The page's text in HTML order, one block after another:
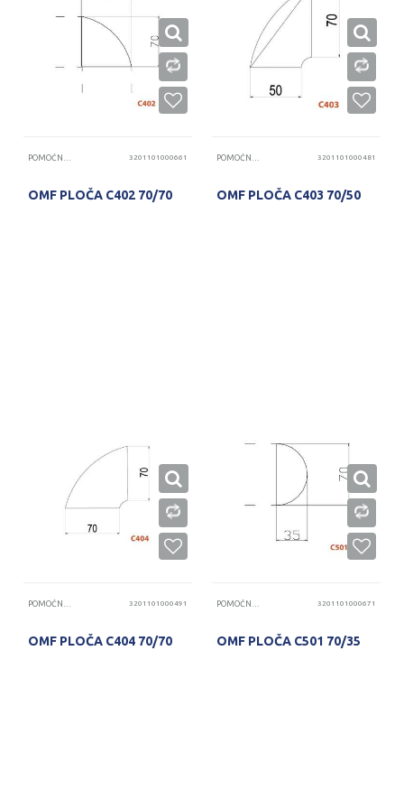
POMOĆNE PLOČE 3201101000661
OMF PLOČA C402 70/70
POMOĆNE PLOČE 3201101000481
OMF PLOČA C403 70/50
POMOĆNE PLOČE 3201101000491
OMF PLOČA C404 70/70
POMOĆNE PLOČE 3201101000671
OMF PLOČA C501 70/35